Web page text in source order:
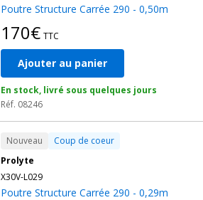
Poutre Structure Carrée 290 - 0,50m
170€ TTC
Ajouter au panier
En stock, livré sous quelques jours
Réf. 08246
Nouveau
Coup de coeur
Prolyte
X30V-L029
Poutre Structure Carrée 290 - 0,29m